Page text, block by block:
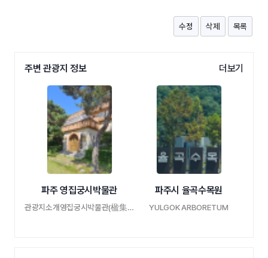
수정 삭제 목록
주변 관광지 정보 더보기
파주 영집궁시박물관
관광지소개영집궁시박물관(楹集弓矢博物館)T …
파주시 율곡수목원
YULGOK ARBORETUM